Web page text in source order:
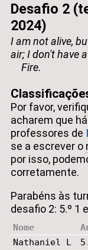
Desafio 2
2024)
I am not alive,
air; I don't have
Fire.
Por favor,
acharem que
professores de
se a escrever o
por isso,
corretamente.
Parabéns às
desafio 2: 5.º 1
Nome
Nathaniel L